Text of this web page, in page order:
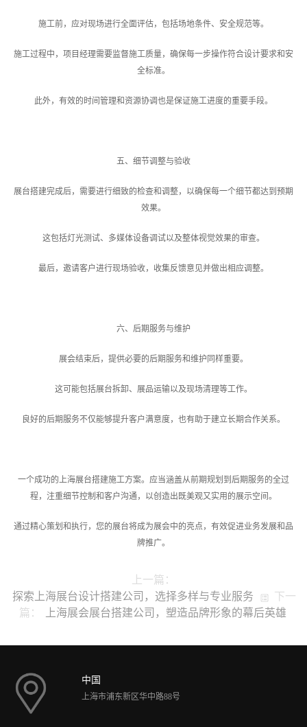
施工前，应对现场进行全面评估，包括场地条件、安全规范等。
施工过程中，项目经理需要监督施工质量，确保每一步操作符合设计要求和安
全标准。
此外，有效的时间管理和资源协调也是保证施工进度的重要手段。
五、细节调整与验收
展台搭建完成后，需要进行细致的检查和调整，以确保每一个细节都达到预期
效果。
这包括灯光测试、多媒体设备调试以及整体视觉效果的审查。
最后，邀请客户进行现场验收，收集反馈意见并做出相应调整。
六、后期服务与维护
展会结束后，提供必要的后期服务和维护同样重要。
这可能包括展台拆卸、展品运输以及现场清理等工作。
良好的后期服务不仅能够提升客户满意度，也有助于建立长期合作关系。
一个成功的上海展台搭建施工方案。应当涵盖从前期规划到后期服务的全过
程，注重细节控制和客户沟通，以创造出既美观又实用的展示空间。
通过精心策划和执行，您的展台将成为展会中的亮点，有效促进业务发展和品
牌推广。
上一篇：
探索上海展台设计搭建公司，选择多样与专业服务
下一
篇：
上海展会展台搭建公司，塑造品牌形象的幕后英雄
中国
上海市浦东新区华中路88号